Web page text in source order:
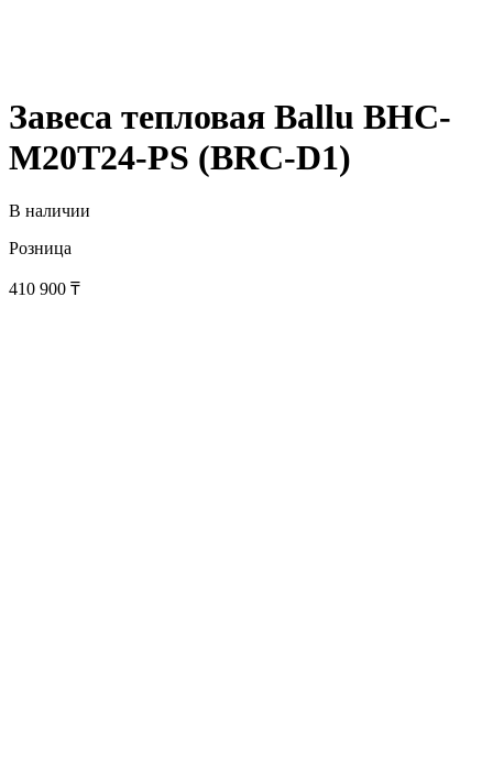
Завеса тепловая Ballu BHC-
M20T24-PS (BRC-D1)
В наличии
Розница
410 900 ₸